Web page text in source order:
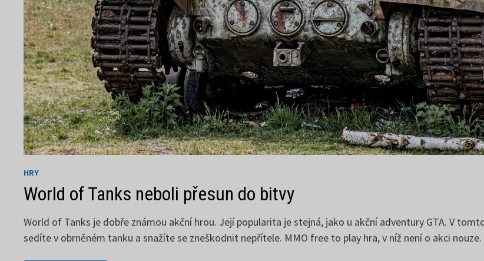
HRY
World of Tanks neboli přesun do bitvy
World of Tanks je dobře známou akční hrou. Její popularita je stejná, jako u akční adventury GTA. V
sedíte v obrněném tanku a snažíte se zneškodnit nepřítele. MMO free to play hra, v níž není o akci